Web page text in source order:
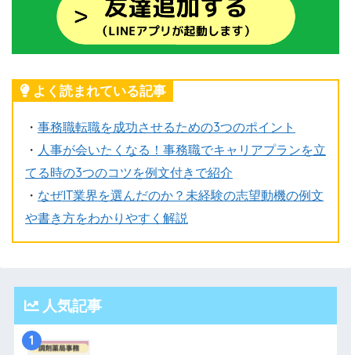
よく読まれている記事
・ 事務職転職を成功させるための3つのポイント
・ 人事が会いたくなる！事務職でキャリアプランを立
てる時の3つのコツを例文付きで紹介
・ なぜIT業界を選んだのか？未経験の志望動機の例文
や書き方をわかりやすく解説
人気記事
1